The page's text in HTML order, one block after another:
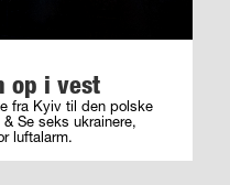
op i vest
fra Kyiv til den polske
Se seks ukrainere,
luftalarm.